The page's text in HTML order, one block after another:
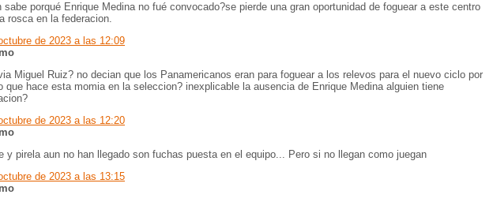
sabe porqué Enrique Medina no fué convocado?se pierde una gran oportunidad de foguear a este centro
rosca en la federacion.
de 2023 a las 12:09
Miguel Ruiz? no decian que los Panamericanos eran para foguear a los relevos para el nuevo ciclo por
que hace esta momia en la seleccion? inexplicable la ausencia de Enrique Medina alguien tiene
de 2023 a las 12:20
y pirela aun no han llegado son fuchas puesta en el equipo... Pero si no llegan como juegan
de 2023 a las 13:15